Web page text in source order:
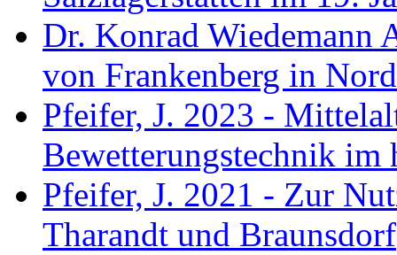
Dr. Konrad Wiedemann
von Frankenberg in
Pfeifer, J. 2023 -
Bewetterungstechnik im
Pfeifer, J. 2021 - Zur
Tharandt und Braunsdorf